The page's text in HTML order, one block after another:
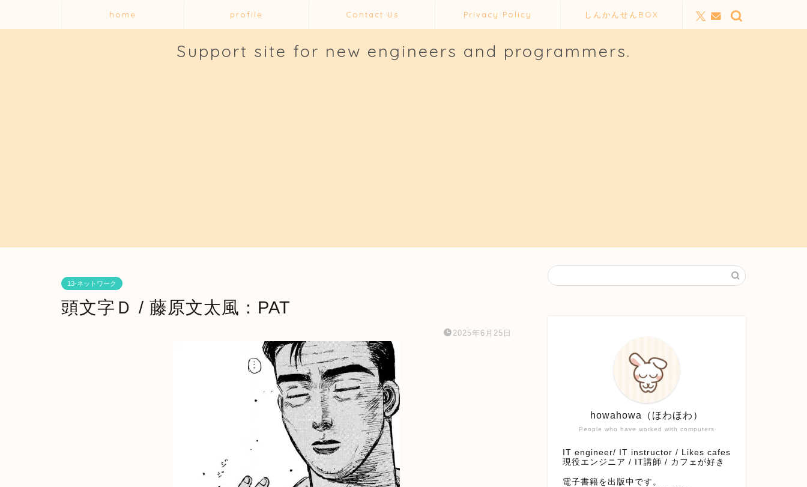
home profile Contact Us Privacy Policy しんかんせんBOX
Support site for new engineers and programmers.
13-ネットワーク
頭文字Ｄ / 藤原文太風：PAT
2025年6月25日
People who have worked with computers
howahowa（ほわほわ）
IT engineer/ IT instructor / Likes cafes
現役エンジニア / IT講師 / カフェが好き
電子書籍を出版中です。